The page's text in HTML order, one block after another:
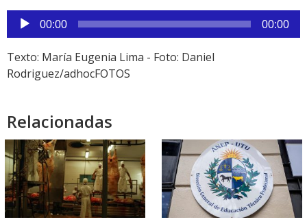
Reproductor
de
audio
00:00 00:00
Texto: María Eugenia Lima - Foto: Daniel
Rodriguez/adhocFOTOS
Relacionadas